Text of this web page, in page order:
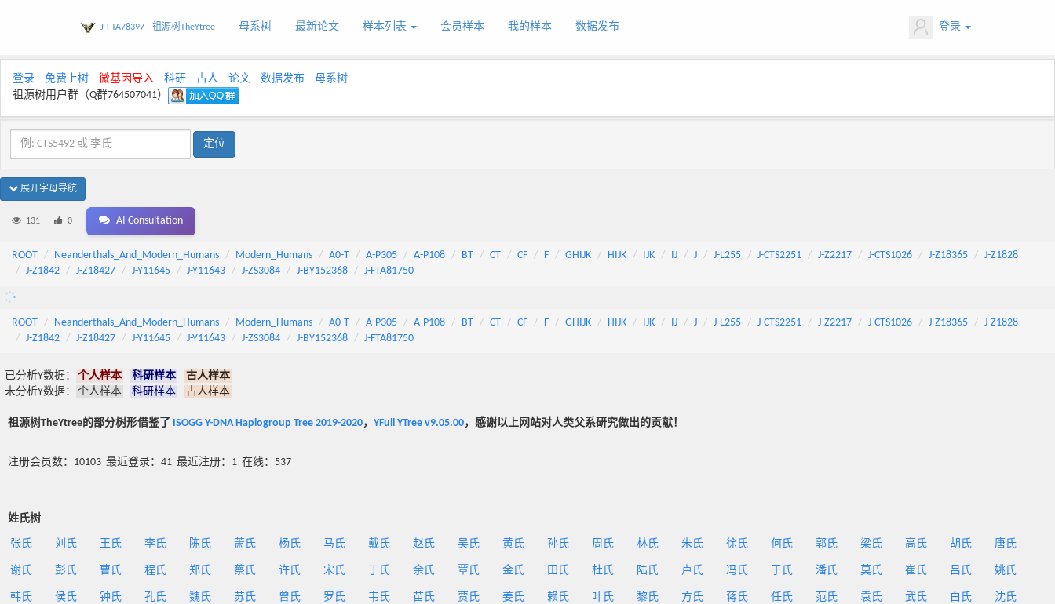
J-FTA78397 - 祖源树TheYtree 母系树 最新论文 样本列表 会员样本 我的样本 数据发布 登录
登录 免费上树 微基因导入 科研 古人 论文 数据发布
母系树
祖源树用户群（Q群764507041）
展开字母导航
131 0 AI Consultation
ROOT Neanderthals_And_Modern_Humans Modern_Humans A0-T A-P305 A-P108 BT CT CF F GHIJK HIJK IJK IJ J J-L255 J-CTS2251 J-Z2217 J-CTS1026 J-Z18365
J-Z1828
J-Z1842
J-Z18427 J-Y11645 J-Y11643 J-ZS3084 J-BY152368 J-FTA81750
ROOT Neanderthals_And_Modern_Humans Modern_Humans A0-T A-P305 A-P108 BT CT CF F GHIJK HIJK IJK IJ J J-L255 J-CTS2251 J-Z2217 J-CTS1026 J-Z18365
J-Z1828
J-Z1842
J-Z18427 J-Y11645 J-Y11643 J-ZS3084 J-BY152368 J-FTA81750
已分析Y数据： 个人样本 科研样本
古人样本
未分析Y数据：
个人样本 科研样本 古人样本
祖源树TheYtree的部分树形借鉴了 ISOGG Y-DNA Haplogroup Tree 2019-2020， YFull YTree v9.05.00，感谢以上网站对人类父系研究做出的贡献！
注册会员数：10103 最近登录：41 最近注册：1 在线：537
姓氏树
张氏 刘氏 王氏 李氏 陈氏 萧氏 杨氏 马氏 戴氏 赵氏 吴氏 黄氏 孙氏 周氏 林氏 朱氏 徐氏 何氏 郭氏 梁氏 高氏 胡氏 唐氏
谢氏 彭氏 曹氏 程氏 郑氏 蔡氏 许氏 宋氏 丁氏 余氏 覃氏 金氏 田氏 杜氏 陆氏 卢氏 冯氏 于氏 潘氏 莫氏 崔氏 吕氏 姚氏
韩氏 侯氏 钟氏 孔氏 魏氏 苏氏 曾氏 罗氏 韦氏 苗氏 贾氏 姜氏 赖氏 叶氏 黎氏 方氏 蒋氏 任氏 范氏 袁氏 武氏 白氏 沈氏